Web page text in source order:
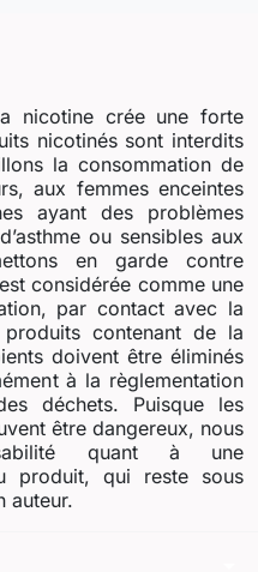
nicotine crée une forte
nicotinés sont interdits
la consommation de
aux femmes enceintes
ayant des problèmes
ou sensibles aux
en garde contre
considérée comme une
par contact avec la
contenant de la
doivent être éliminés
à la règlementation
déchets. Puisque les
être dangereux, nous
quant à une
produit, qui reste sous
auteur.